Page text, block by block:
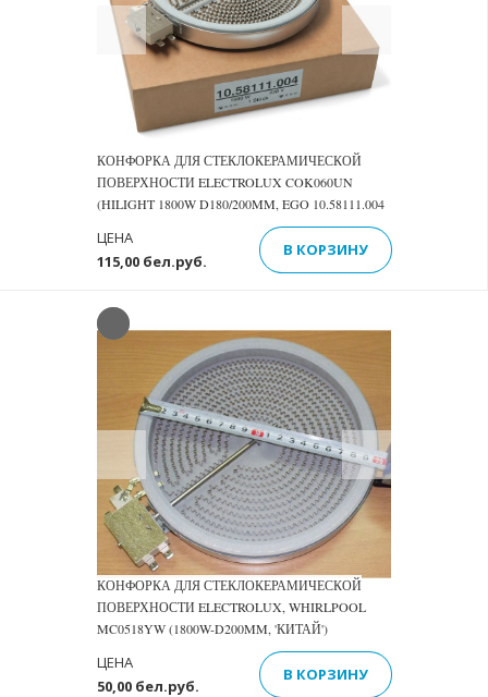
Previous Next
КОНФОРКА ДЛЯ СТЕКЛОКЕРАМИЧЕСКОЙ
ПОВЕРХНОСТИ ELECTROLUX COK060UN
(HILIGHT 1800W D180/200MM, EGO 10.58111.004
115,00 бел.руб.
ЦЕНА
В КОРЗИНУ
Previous Next
КОНФОРКА ДЛЯ СТЕКЛОКЕРАМИЧЕСКОЙ
ПОВЕРХНОСТИ ELECTROLUX, WHIRLPOOL
MC0518YW (1800W-D200MM, 'КИТАЙ')
50,00 бел.руб.
ЦЕНА
В КОРЗИНУ